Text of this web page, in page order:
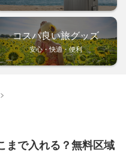
コスパ良い旅グッズ
安心・快適・便利
>
まで入れる？無料区域